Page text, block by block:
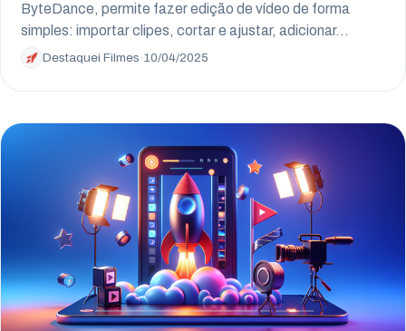
Francisco Beltrão
São José dos Pinhais
Colombo
Campo Largo
Pinhais
Almirante Tamandaré
Paranaguá
ByteDance, permite fazer edição de vídeo de forma
simples: importar clipes, cortar e ajustar, adicionar…
Destaquei Filmes ·10/04/2025